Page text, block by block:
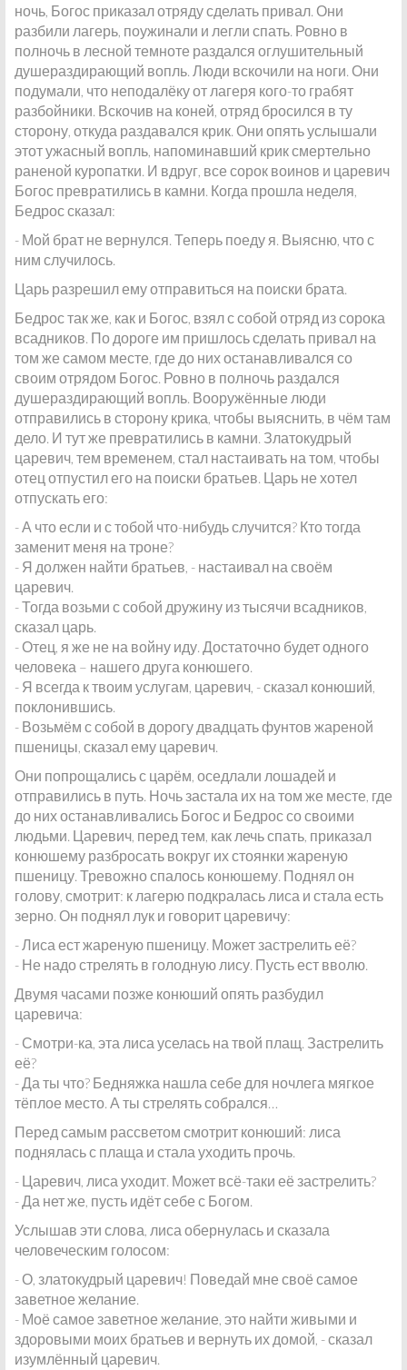
ночь, Богос приказал отряду сделать привал. Они
разбили лагерь, поужинали и легли спать. Ровно в
полночь в лесной темноте раздался оглушительный
душераздирающий вопль. Люди вскочили на ноги. Они
подумали, что неподалёку от лагеря кого-то грабят
разбойники. Вскочив на коней, отряд бросился в ту
сторону, откуда раздавался крик. Они опять услышали
этот ужасный вопль, напоминавший крик смертельно
раненой куропатки. И вдруг, все сорок воинов и царевич
Богос превратились в камни. Когда прошла неделя,
Бедрос сказал:
- Мой брат не вернулся. Теперь поеду я. Выясню, что с
ним случилось.
Царь разрешил ему отправиться на поиски брата.
Бедрос так же, как и Богос, взял с собой отряд из сорока
всадников. По дороге им пришлось сделать привал на
том же самом месте, где до них останавливался со
своим отрядом Богос. Ровно в полночь раздался
душераздирающий вопль. Вооружённые люди
отправились в сторону крика, чтобы выяснить, в чём там
дело. И тут же превратились в камни. Златокудрый
царевич, тем временем, стал настаивать на том, чтобы
отец отпустил его на поиски братьев. Царь не хотел
отпускать его:
- А что если и с тобой что-нибудь случится? Кто тогда
заменит меня на троне?
- Я должен найти братьев, - настаивал на своём
царевич.
- Тогда возьми с собой дружину из тысячи всадников,
сказал царь.
- Отец, я же не на войну иду. Достаточно будет одного
человека – нашего друга конюшего.
- Я всегда к твоим услугам, царевич, - сказал конюший,
поклонившись.
- Возьмём с собой в дорогу двадцать фунтов жареной
пшеницы, сказал ему царевич.
Они попрощались с царём, оседлали лошадей и
отправились в путь. Ночь застала их на том же месте, где
до них останавливались Богос и Бедрос со своими
людьми. Царевич, перед тем, как лечь спать, приказал
конюшему разбросать вокруг их стоянки жареную
пшеницу. Тревожно спалось конюшему. Поднял он
голову, смотрит: к лагерю подкралась лиса и стала есть
зерно. Он поднял лук и говорит царевичу:
- Лиса ест жареную пшеницу. Может застрелить её?
- Не надо стрелять в голодную лису. Пусть ест вволю.
Двумя часами позже конюший опять разбудил
царевича:
- Смотри-ка, эта лиса уселась на твой плащ. Застрелить
её?
- Да ты что? Бедняжка нашла себе для ночлега мягкое
тёплое место. А ты стрелять собрался…
Перед самым рассветом смотрит конюший: лиса
поднялась с плаща и стала уходить прочь.
- Царевич, лиса уходит. Может всё-таки её застрелить?
- Да нет же, пусть идёт себе с Богом.
Услышав эти слова, лиса обернулась и сказала
человеческим голосом:
- О, златокудрый царевич! Поведай мне своё самое
заветное желание.
- Моё самое заветное желание, это найти живыми и
здоровыми моих братьев и вернуть их домой, - сказал
изумлённый царевич.